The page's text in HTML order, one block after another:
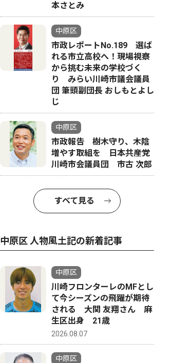
本さとみ
中原区
市政レポートNo.189 選ば
れる市立高校へ！現場視察
から挑む未来の学校づく
り みらい川崎市議会議員
団 筆頭副団長 おしもとよし
じ
中原区
市政報告 樹木守り、木陰
増やす取組を 日本共産党
川崎市会議員団 市古 次郎
すべて見る
中原区 人物風土記の新着記事
中原区
川崎フロンターレのMFとし
て今シーズンの飛躍が期待
される 大関 友翔さん 麻
生区出身 21歳
2026.08.07
中原区